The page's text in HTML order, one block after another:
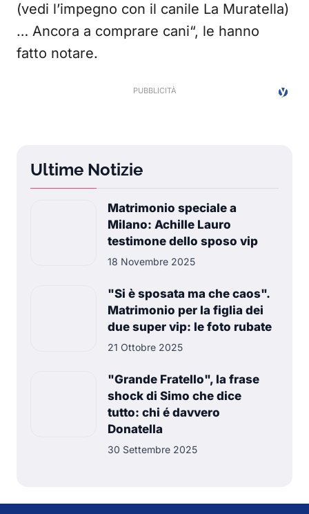
(vedi l’impegno con il canile La Muratella)
… Ancora a comprare cani“, le hanno
fatto notare.
Ultime Notizie
Matrimonio speciale a
Milano: Achille Lauro
testimone dello sposo vip
18 Novembre 2025
"Si è sposata ma che caos".
Matrimonio per la figlia dei
due super vip: le foto rubate
21 Ottobre 2025
"Grande Fratello", la frase
shock di Simo che dice
tutto: chi é davvero
Donatella
30 Settembre 2025